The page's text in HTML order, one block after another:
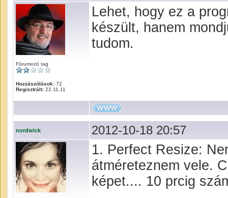
Fórumozó tag
Hozzászólások: 72
Regisztrált: 22.11.11
Lehet, hogy ez a
készült, hanem
tudom.
nordwick 2012-10-18 20:57
1. Perfect Resize:
átméreteznem vele.
képet.... 10 prcig